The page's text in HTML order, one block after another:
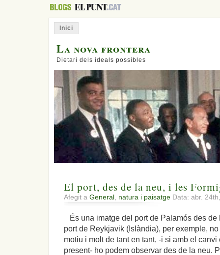
Inici
La nova frontera
Dietari dels ideals possibles
El port, des de la neu, i les
Afegit a General natura i paisatge Data: abr.
És una imatge del port de Palamós des de
port de Reykjavik (Islàndia), per exemple,
motiu i molt de tant en tant, -i si amb el
present- ho podem observar des de la neu.